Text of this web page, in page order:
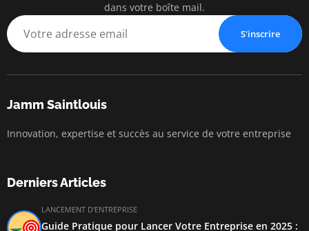
dans votre boîte mail.
S'inscrire
Jamm Saintlouis
Innovation, expertise et succès au service de votre entreprise
Derniers Articles
LANCEMENT D'ENTREPRISE
Guide Pratique pour Lancer Votre Entreprise en 2025 :